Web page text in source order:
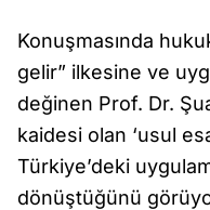
Konuşmasında
gelir” ilkesine ve
değinen Prof. Dr.
kaidesi olan ‘usul
Türkiye’deki
dönüştüğünü